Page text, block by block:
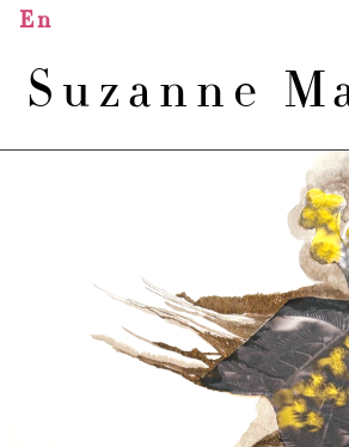
Suzanne
En